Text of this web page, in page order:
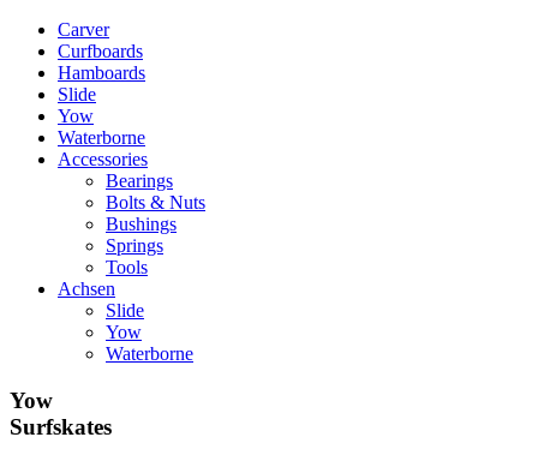
Carver
Curfboards
Hamboards
Slide
Yow
Waterborne
Accessories
Bearings
Bolts & Nuts
Bushings
Springs
Tools
Achsen
Slide
Yow
Waterborne
Yow
Surfskates